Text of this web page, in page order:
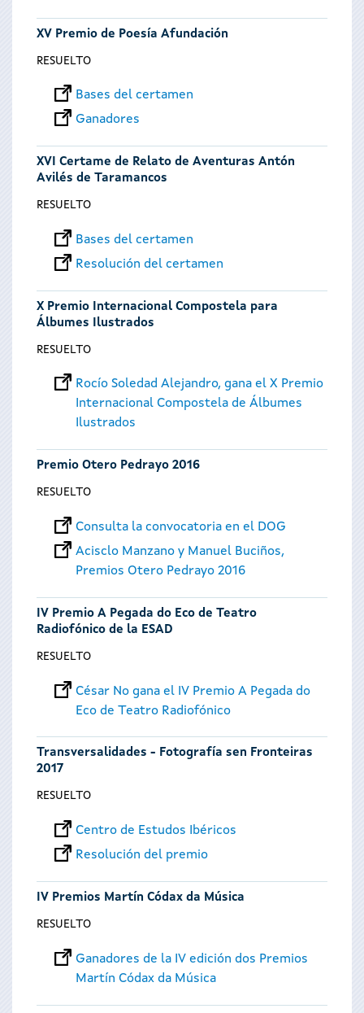
XV Premio de Poesía Afundación
RESUELTO
Bases del certamen
Ganadores
XVI Certame de Relato de Aventuras Antón
Avilés de Taramancos
RESUELTO
Bases del certamen
Resolución del certamen
X Premio Internacional Compostela para
Álbumes Ilustrados
RESUELTO
Rocío Soledad Alejandro, gana el X Premio
Internacional Compostela de Álbumes
Ilustrados
Premio Otero Pedrayo 2016
RESUELTO
Consulta la convocatoria en el DOG
Acisclo Manzano y Manuel Buciños,
Premios Otero Pedrayo 2016
IV Premio A Pegada do Eco de Teatro
Radiofónico de la ESAD
RESUELTO
César No gana el IV Premio A Pegada do
Eco de Teatro Radiofónico
Transversalidades - Fotografía sen Fronteiras
2017
RESUELTO
Centro de Estudos Ibéricos
Resolución del premio
IV Premios Martín Códax da Música
RESUELTO
Ganadores de la IV edición dos Premios
Martín Códax da Música